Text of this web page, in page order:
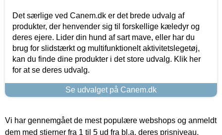
Det særlige ved Canem.dk er det brede udvalg af
produkter, der henvender sig til forskellige kæledyr og
deres ejere. Lider din hund af sart mave, eller har du
brug for slidstærkt og multifunktionelt aktivitetslegetøj,
kan du finde dine produkter i det store udvalg. Klik her
for at se deres udvalg.
Se udvalget på Canem.dk
Vi har gennemgået de mest populære webshops og anmeldt
dem med stjerner fra 1 til 5 ud fra bl.a. deres prisniveau,